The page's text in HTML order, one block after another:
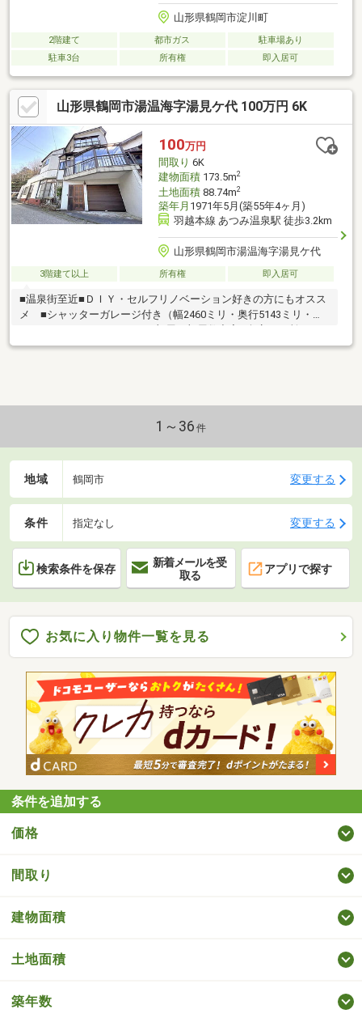
山形県鶴岡市淀川町
2階建て 都市ガス
駐車場あり
駐車3台
所有権 即入居可
山形県鶴岡市湯温海字湯見ケ代 100万円 6K
100万円
間取り 6K
建物面積173.5m2
土地面積88.74m2
築年月 1971年5月(築55年4ヶ月)
羽越本線 あつみ温泉駅 徒歩3.2km
山形県鶴岡市湯温海字湯見ケ代
3階建て以上 所有権 即入居可
■温泉街至近■ＤＩＹ・セルフリノベーション好きの方にもオスス
メ ■シャッターガレージ付き（幅2460ミリ・奥行5143ミリ・高
1～36 件
地域 鶴岡市 変更する
条件 指定なし 変更する
検索条件を保存
新着メールを受
取る
アプリで探す
お気に入り物件一覧を見る
条件を追加する
価格
間取り
建物面積
土地面積
築年数